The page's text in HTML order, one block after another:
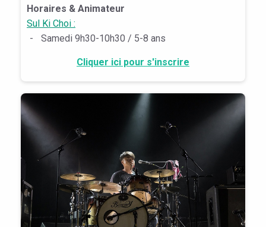
Horaires & Animateur
Sul Ki Choi :
-
Samedi 9h30-10h30 / 5-8 ans
Cliquer ici pour s'inscrire